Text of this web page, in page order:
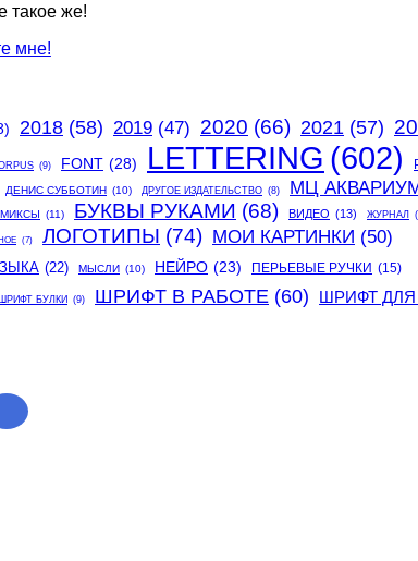
такое же!
мне!
2018 (58) 2019 (47) 2020 (66) 2021 (57)
(9) FONT (28) LETTERING (602)
ДЕНИС СУББОТИН (10) ДРУГОЕ ИЗДАТЕЛЬСТВО (8) МЦ
(11) БУКВЫ РУКАМИ (68) ВИДЕО (13) ЖУРНАЛ
(7) ЛОГОТИПЫ (74) МОИ КАРТИНКИ (50)
(22) МЫСЛИ (10) НЕЙРО (23) ПЕРЬЕВЫЕ РУЧКИ (15)
ШРИФТ БУЛКИ (9) ШРИФТ В РАБОТЕ (60) ШРИФТ